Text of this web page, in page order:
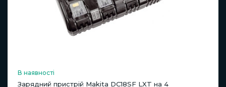
В наявності
Зарядний пристрій Makita DC18SF LXT на 4